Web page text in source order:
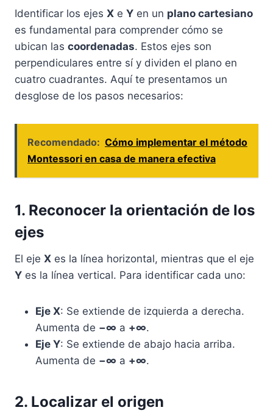
Identificar los ejes X e Y en un plano cartesiano
es fundamental para comprender cómo se
ubican las coordenadas. Estos ejes son
perpendiculares entre sí y dividen el plano en
cuatro cuadrantes. Aquí te presentamos un
desglose de los pasos necesarios:
Recomendado: Cómo implementar el método
Montessori en casa de manera efectiva
1. Reconocer la orientación de los
ejes
El eje X es la línea horizontal, mientras que el eje
Y es la línea vertical. Para identificar cada uno:
Eje X: Se extiende de izquierda a derecha.
Aumenta de −∞ a +∞.
Eje Y: Se extiende de abajo hacia arriba.
Aumenta de −∞ a +∞.
2. Localizar el origen